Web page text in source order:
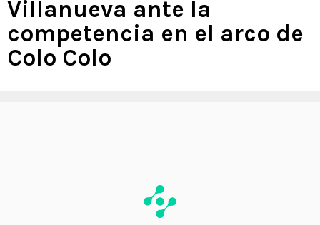
Villanueva ante la
competencia en el arco de
Colo Colo